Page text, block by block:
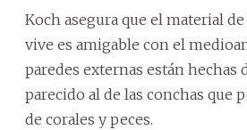
Koch asegura que el material
vive es amigable con el
paredes externas están hechas
parecido al de las conchas que
de corales y peces.